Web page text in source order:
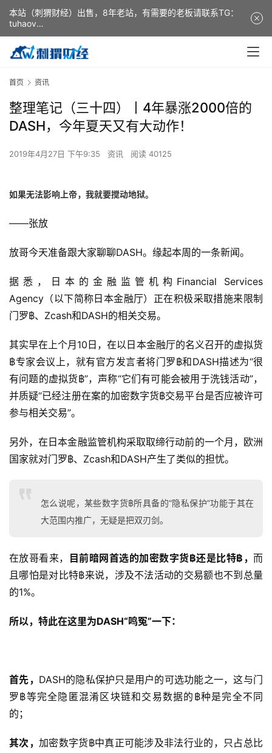
首页 资讯
整理笔记（三十四）丨4年暴涨2000倍的
DASH，今年夏天又有大动作！
2019年4月27日 下午9:35 资讯 阅读 40125
如果无法影响上帝，我就要搅动地狱。
——张放
放哥今天准备跟大家聊聊DASH。缘起本周的一条新闻。
据悉，日本的金融监管机构Financial Services
Agency（以下简称日本金融厅）正在积极采取措施来限制
门罗฿、Zcash和DASH的相关交易。
其实早在上个月10日，在以日本金融厅的名义召开的虚拟货
฿专家会议上，就有官方发言者将门罗฿和DASH描述为“很
有问题的虚拟货฿”，声称“它们有可能会被用于洗钱活动”，
并质疑“已经注册在案的加密数字货฿交易平台是否应被许可
参与相关交易”。
另外，在日本金融监管机构采取取缔行动前的一个月，欧洲
国家就对门罗฿、Zcash和DASH产生了类似的担忧。
怎么说呢，某些数字货฿所具备的“隐私保护”功能于其在
大范围内推广，无疑是把双刃剑。
在放哥看来， 目前暗网首选的加密数字货฿还是比特฿，而
且哪怕是对比特฿来说，涉及不法活动的交易额也不到总量
的1%。
所以，特此在这里为DASH“鸣冤”一下：
首先， DASH的隐私保护只是用户的可选功能之一，这与门
罗฿等完全隐匿混淆区块链和交易数据的฿种是完全不同
的；
其次， 加密数字货฿中真正可能涉及非法行业的，只占总比
本站（刺猬财经）出售，8年老站，有需要的老板请联系TG：
tuhaov
This website (ciweicaijing) is for sale. It is a 8-year-old
website. If you need it, please contact TG: tuhaov